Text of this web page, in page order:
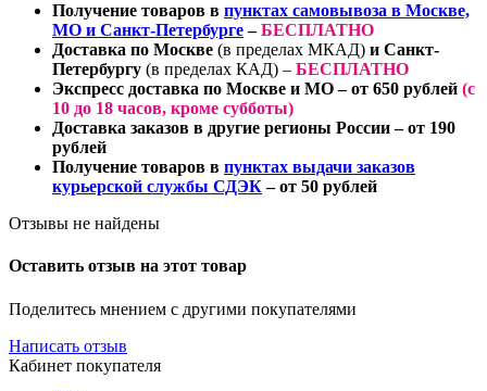
Получение товаров в пунктах самовывоза в Москве,
МО и Санкт-Петербурге–БЕСПЛАТНО
Доставка по Москве (в пределах МКАД) и Санкт-
Петербургу (в пределах КАД) – БЕСПЛАТНО
Экспресс доставка по Москве и МО– от 650 рублей (с
10 до 18 часов, кроме субботы)
Доставка заказов в другие регионы России– от 190
рублей
Получение товаров в пунктах выдачи заказов
курьерской службы СДЭК– от 50 рублей
Отзывы не найдены
Оставить отзыв на этот товар
Поделитесь мнением с другими покупателями
Написать отзыв
Кабинет покупателя